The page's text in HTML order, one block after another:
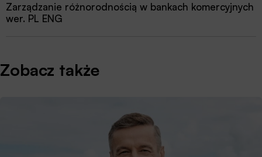
Zarządzanie różnorodnością w bankach komercyjnych
wer. PL ENG
Zobacz także